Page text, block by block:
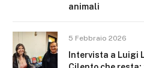
animali
5 Febbraio 2026
Intervista a Luigi